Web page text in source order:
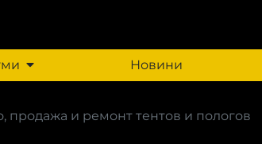
Новини
продажа и ремонт тентов и пологов